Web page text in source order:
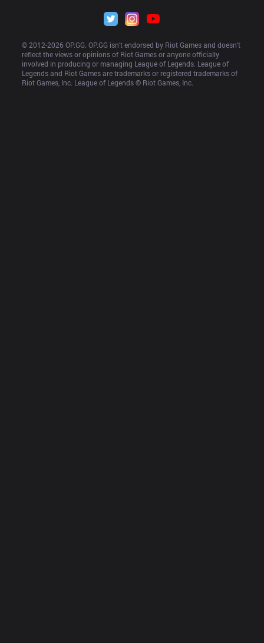
© 2012-2026 OP.GG. OP.GG isn’t endorsed by Riot Games and doesn’t
reflect the views or opinions of Riot Games or anyone officially
involved in producing or managing League of Legends. League of
Legends and Riot Games are trademarks or registered trademarks of
Riot Games, Inc. League of Legends © Riot Games, Inc.